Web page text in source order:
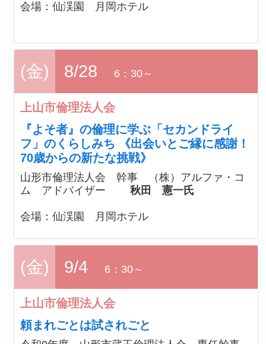
会場： 仙渓園 月岡ホテル
(金) 8/28 6：30～
上山市倫理法人会
『よそ者』の倫理に学ぶ「セカンドライ
フ」のくらしみち 《出会いとご縁に感謝！
70歳からの新たな挑戦》
山形市倫理法人会 幹事 （株）アルファ・コ
ム アドバイザー
秋田 憲一氏
会場： 仙渓園 月岡ホテル
(金) 9/4 6：30～
上山市倫理法人会
頼まれごとは試されごと